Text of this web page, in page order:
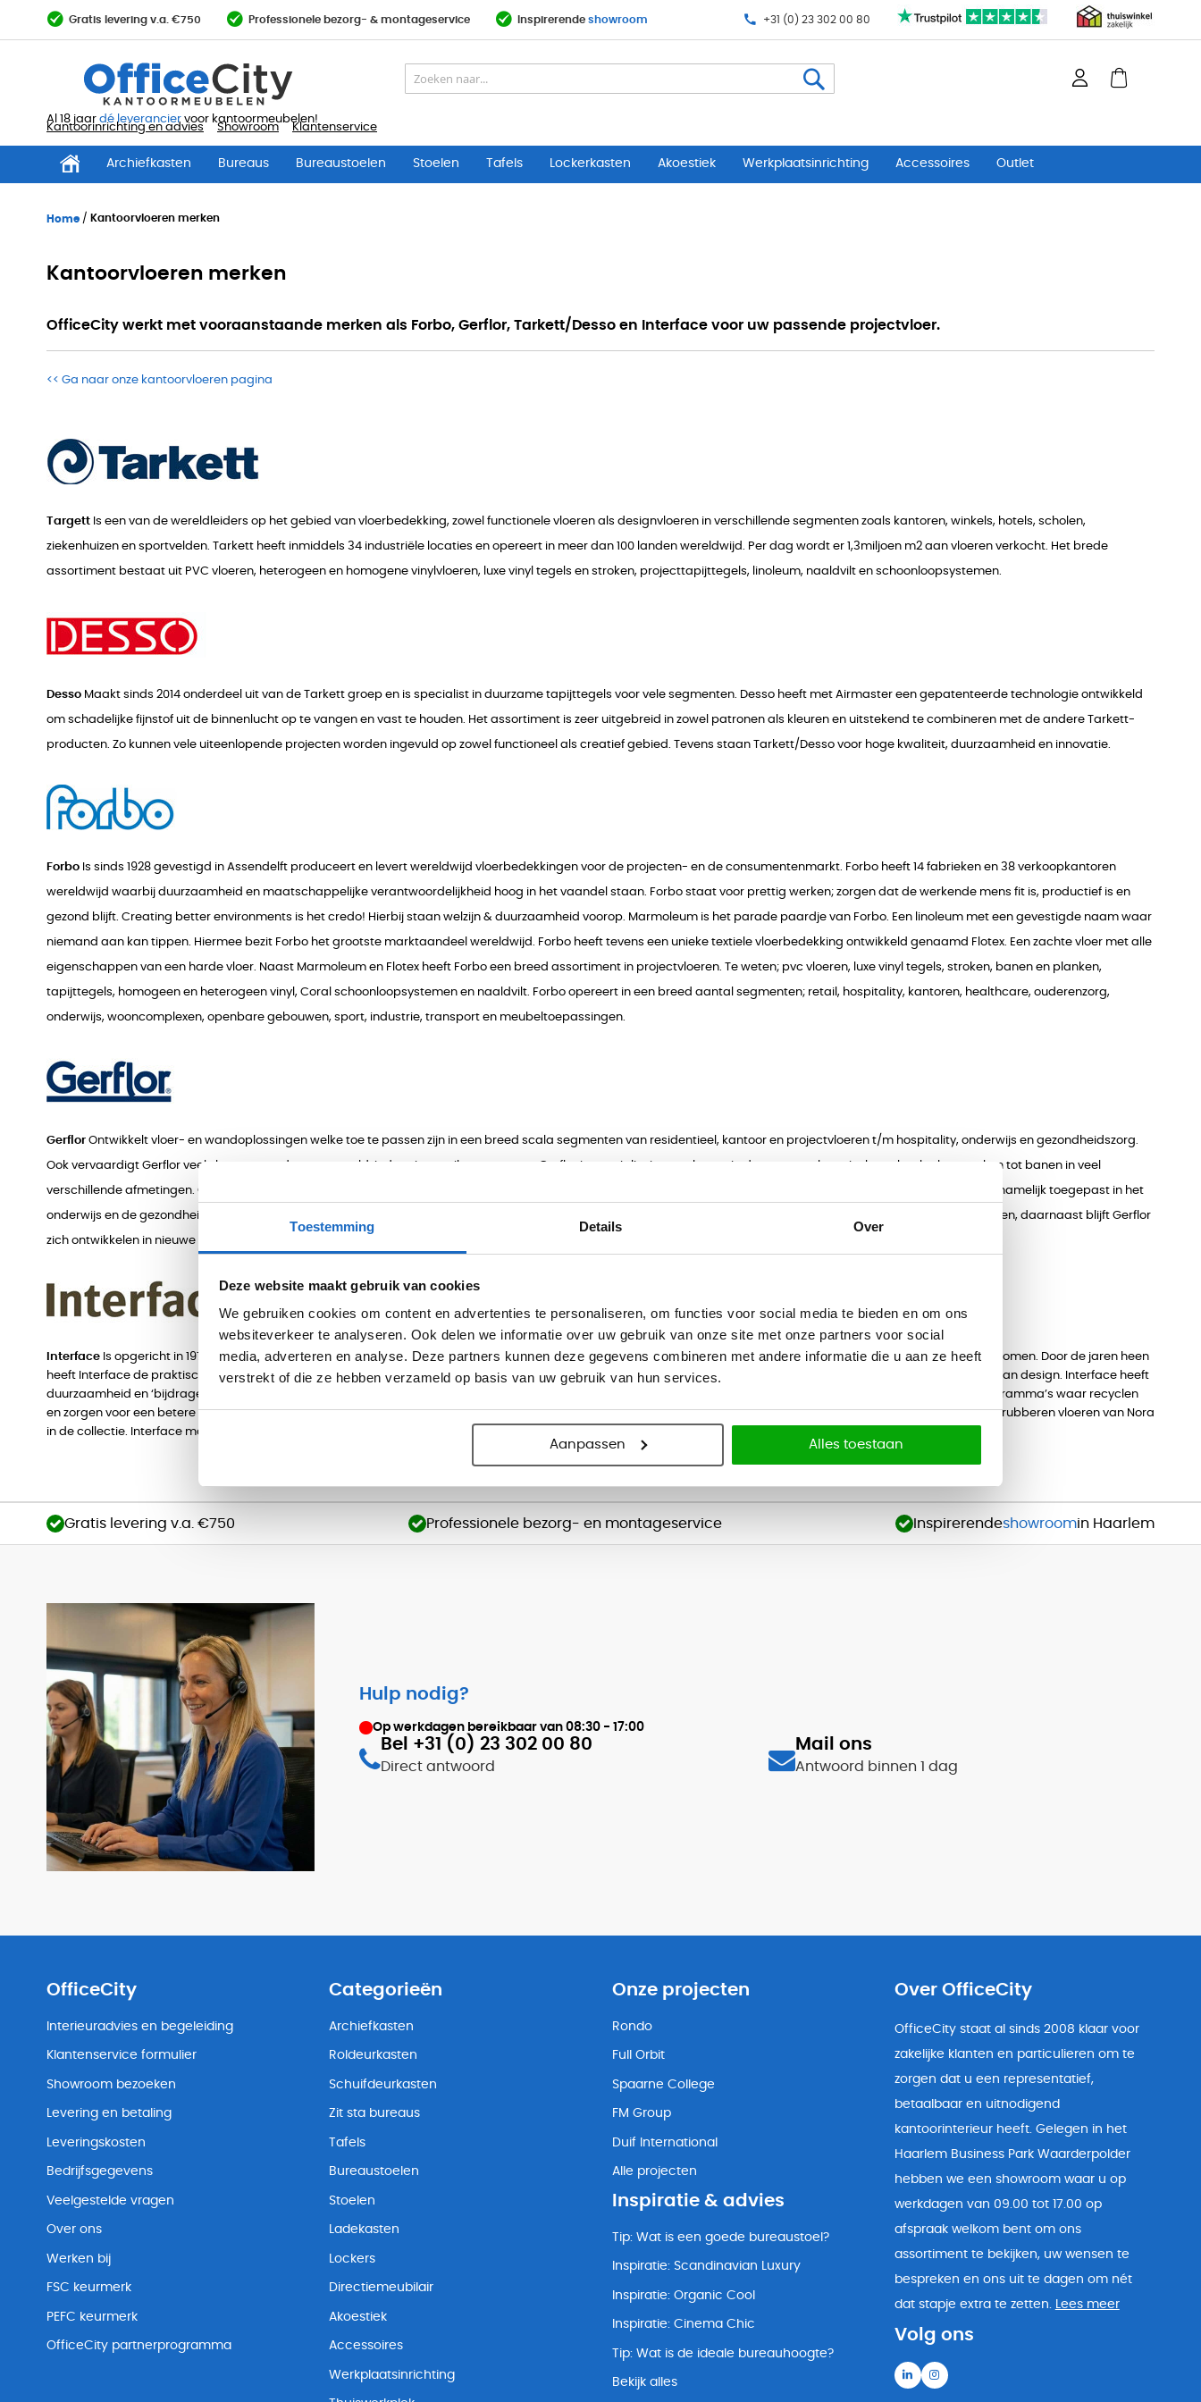
Toestemming Details Over
Deze website maakt gebruik van cookies
We gebruiken cookies om content en advertenties te personaliseren, om functies voor social media te bieden en om ons
websiteverkeer te analyseren. Ook delen we informatie over uw gebruik van onze site met onze partners voor social
media, adverteren en analyse. Deze partners kunnen deze gegevens combineren met andere informatie die u aan ze heeft
verstrekt of die ze hebben verzameld op basis van uw gebruik van hun services.
Aanpassen Alles toestaan
Gratis levering v.a. €750 Professionele bezorg- & montageservice Inspirerende showroom +31 (0) 23 302 00 80
Al 18 jaar dé leverancier voor kantoormeubelen!
Kantoorinrichting en advies Showroom Klantenservice
Archiefkasten Bureaus Bureaustoelen Stoelen Tafels Lockerkasten Akoestiek Werkplaatsinrichting Accessoires Outlet
Home Kantoorvloeren merken
Kantoorvloeren merken
OfficeCity werkt met vooraanstaande merken als Forbo, Gerflor, Tarkett/Desso en Interface voor uw passende projectvloer.
<< Ga naar onze kantoorvloeren pagina
Targett Is een van de wereldleiders op het gebied van vloerbedekking, zowel functionele vloeren als designvloeren in verschillende segmenten zoals kantoren, winkels, hotels, scholen,
ziekenhuizen en sportvelden. Tarkett heeft inmiddels 34 industriële locaties en opereert in meer dan 100 landen wereldwijd. Per dag wordt er 1,3miljoen m2 aan vloeren verkocht. Het brede
assortiment bestaat uit PVC vloeren, heterogeen en homogene vinylvloeren, luxe vinyl tegels en stroken, projecttapijttegels, linoleum, naaldvilt en schoonloopsystemen.
Desso Maakt sinds 2014 onderdeel uit van de Tarkett groep en is specialist in duurzame tapijttegels voor vele segmenten. Desso heeft met Airmaster een gepatenteerde technologie ontwikkeld
om schadelijke fijnstof uit de binnenlucht op te vangen en vast te houden. Het assortiment is zeer uitgebreid in zowel patronen als kleuren en uitstekend te combineren met de andere Tarkett-
producten. Zo kunnen vele uiteenlopende projecten worden ingevuld op zowel functioneel als creatief gebied. Tevens staan Tarkett/Desso voor hoge kwaliteit, duurzaamheid en innovatie.
Forbo Is sinds 1928 gevestigd in Assendelft produceert en levert wereldwijd vloerbedekkingen voor de projecten- en de consumentenmarkt. Forbo heeft 14 fabrieken en 38 verkoopkantoren
wereldwijd waarbij duurzaamheid en maatschappelijke verantwoordelijkheid hoog in het vaandel staan. Forbo staat voor prettig werken; zorgen dat de werkende mens fit is, productief is en
gezond blijft. Creating better environments is het credo! Hierbij staan welzijn & duurzaamheid voorop. Marmoleum is het parade paardje van Forbo. Een linoleum met een gevestigde naam waar
niemand aan kan tippen. Hiermee bezit Forbo het grootste marktaandeel wereldwijd. Forbo heeft tevens een unieke textiele vloerbedekking ontwikkeld genaamd Flotex. Een zachte vloer met alle
eigenschappen van een harde vloer. Naast Marmoleum en Flotex heeft Forbo een breed assortiment in projectvloeren. Te weten; pvc vloeren, luxe vinyl tegels, stroken, banen en planken,
tapijttegels, homogeen en heterogeen vinyl, Coral schoonloopsystemen en naaldvilt. Forbo opereert in een breed aantal segmenten; retail, hospitality, kantoren, healthcare, ouderenzorg,
onderwijs, wooncomplexen, openbare gebouwen, sport, industrie, transport en meubeltoepassingen.
Gerflor Ontwikkelt vloer- en wandoplossingen welke toe te passen zijn in een breed scala segmenten van residentieel, kantoor en projectvloeren t/m hospitality, onderwijs en gezondheidszorg.
Ook vervaardigt Gerflor veel vloeren voor de sportwereld, industrie, retail en transport. Gerflor is specialist in pvc vloeren in de vorm van luxe vinyl tegels, planken stroken tot banen in veel
verschillende afmetingen. Gerflor heeft een aantal merknamen ontwikkeld waaronder Taraflex sportvloer toepassingen en Mipolam mbt een homogene vinylvloer voornamelijk toegepast in het
onderwijs en de gezondheidszorg. Gerflor is inmiddels actief in meer dan 100 landen wereldwijd en neemt tevens op het gebied van het mileu haar verantwoordelijkheden, daarnaast blijft Gerflor
zich ontwikkelen in nieuwe segmenten.
Interface Is opgericht in 1973 in LaGrange, GA en zorgde ervoor dat Amerika geïntroduceerd werd met de los legbare tapijttegels. In 1987 heeft Interface Heuga overgenomen. Door de jaren heen
heeft Interface de praktische niet zo mooie Heuga tegel weten om te toveren tot een duurzame uitgebreide modulaire collectie met veel mogelijkheden op het gebied van design. Interface heeft
duurzaamheid en ‘bijdragen aan het milieu’ heel hoog in het vaandel staan. Hergebruik en recyclen wordt door het hele bedrijf gedragen. ReEntry en Networks zijn programma’s waar recyclen
en zorgen voor een betere samenleving op het gebied van duurzaamheid absoluut op nummer 1 staan. Naast de tapijttegel heeft Interface ook pvc, luxe vinyltegels, en rubberen vloeren van Nora
in de collectie. Interface maakt zich sterk voor het milieu d.m.v. haar Mission Zero en Climate Take Back missie.
Gratis levering v.a. €750 Professionele bezorg- en montageservice Inspirerendeshowroomin Haarlem
Hulp nodig?
Op werkdagen bereikbaar van 08:30 - 17:00
Bel +31 (0) 23 302 00 80
Direct antwoord
Mail ons
Antwoord binnen 1 dag
OfficeCity
Interieuradvies en begeleiding
Klantenservice formulier
Showroom bezoeken
Levering en betaling
Leveringskosten
Bedrijfsgegevens
Veelgestelde vragen
Over ons
Werken bij
FSC keurmerk
PEFC keurmerk
OfficeCity partnerprogramma
Categorieën
Archiefkasten
Roldeurkasten
Schuifdeurkasten
Zit sta bureaus
Tafels
Bureaustoelen
Stoelen
Ladekasten
Lockers
Directiemeubilair
Akoestiek
Accessoires
Werkplaatsinrichting
Onze projecten
Rondo
Full Orbit
Spaarne College
FM Group
Duif International
Alle projecten
Inspiratie & advies
Tip: Wat is een goede bureaustoel?
Inspiratie: Scandinavian Luxury
Inspiratie: Organic Cool
Inspiratie: Cinema Chic
Tip: Wat is de ideale bureauhoogte?
Bekijk alles
Over OfficeCity
OfficeCity staat al sinds 2008 klaar voor
zakelijke klanten en particulieren om te
zorgen dat u een representatief,
betaalbaar en uitnodigend
kantoorinterieur heeft. Gelegen in het
Haarlem Business Park Waarderpolder
hebben we een showroom waar u op
werkdagen van 09.00 tot 17.00 op
afspraak welkom bent om ons
assortiment te bekijken, uw wensen te
bespreken en ons uit te dagen om nét
dat stapje extra te zetten.
Lees meer
Volg ons